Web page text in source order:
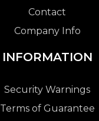
Contact
Company Info
INFORMATION
Security Warnings
Terms of Guarantee